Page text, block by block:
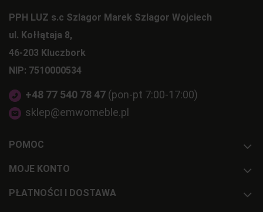
PPH LUZ s.c Szlagor Marek Szlagor Wojciech
ul. Kołłątaja 8,
46-203 Kluczbork
NIP: 7510000534
+48 77 540 78 47 (pon-pt 7:00-17:00)
sklep@emwomeble.pl
POMOC
MOJE KONTO
PŁATNOŚCI I DOSTAWA